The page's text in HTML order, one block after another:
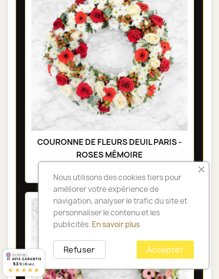
COURONNE DE FLEURS DEUIL PARIS -
ROSES MÉMOIRE
Nous utilisons des cookies tiers pour
améliorer votre expérience de
navigation, analyser le trafic du site et
personnaliser le contenu et les
publicités. En savoir plus
Accepter
Refuser
9.3/10 (48 avis)
★★★★★